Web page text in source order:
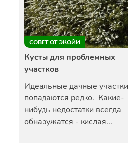
СОВЕТ ОТ ЭКОЙИ
Кусты для проблемных
участков
Идеальные дачные участки
попадаются редко. Какие-
нибудь недостатки всегда
обнаружатся - кислая...